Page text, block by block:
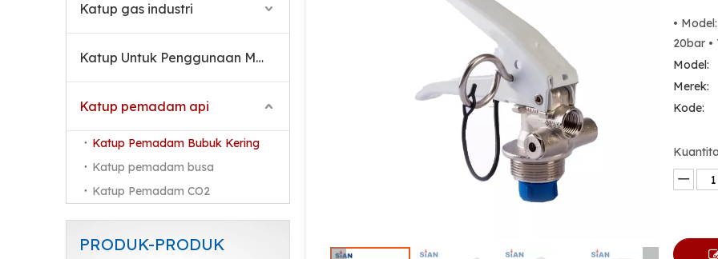
Katup gas industri
Katup Untuk Penggunaan Medis
Katup pemadam api
Katup Pemadam Bubuk Kering
Katup pemadam busa
Katup Pemadam CO2
PRODUK-PRODUK
Fire Safe Valve Brass Copper Alloy Valve Untuk Pemadam Api Serbuk Kering
•
20bar •
Model:
Merek:
Kode: